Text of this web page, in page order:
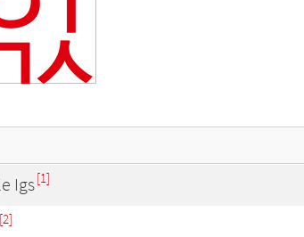
Igs[1]
[2]